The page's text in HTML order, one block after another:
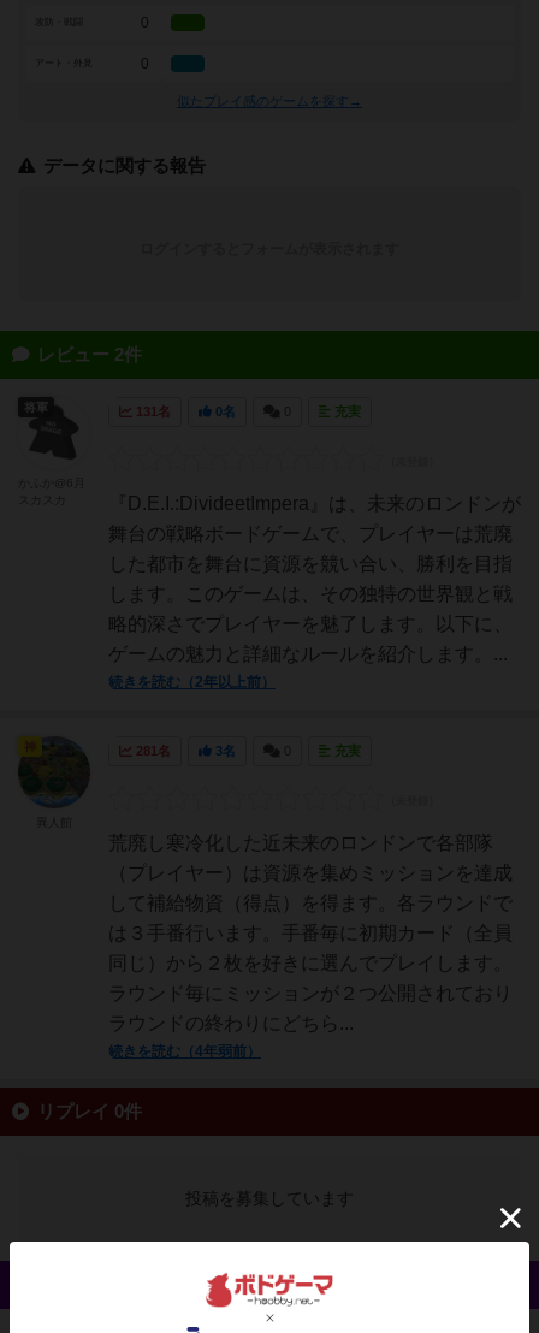
0
アート・外見 0
似たプレイ感のゲームを探す→
データに関する報告
レビュー 2件
131名 0名 充実
『D.E.I.:DivideetImpera』は、未来のロンドンが
舞台の戦略ボードゲームで、プレイヤーは荒廃
した都市を舞台に資源を競い合い、勝利を目指
します。このゲームは、その独特の世界観と戦
略的深さでプレイヤーを魅了します。以下に、
ゲームの魅力と詳細なルールを紹介します。...
続きを読む（2年以上前）
将軍
281名 3名 充実
荒廃し寒冷化した近未来のロンドンで各部隊
（プレイヤー）は資源を集めミッションを達成
して補給物資（得点）を得ます。各ラウンドで
は３手番行います。手番毎に初期カード（全員
同じ）から２枚を好きに選んでプレイします。
ラウンド毎にミッションが２つ公開されており
ラウンドの終わりにどちら...
続きを読む（4年弱前）
神
リプレイ 0件
投稿を募集しています